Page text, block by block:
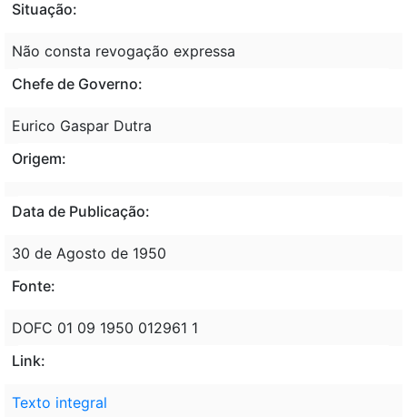
Situação:
Não consta revogação expressa
Chefe de Governo:
Eurico Gaspar Dutra
Origem:
Data de Publicação:
30 de Agosto de 1950
Fonte:
DOFC 01 09 1950 012961 1
Link:
Texto integral